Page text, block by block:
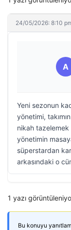
24/05/2026: 8:10
A
Yeni sezonun
yönetimi,
nikah tazelemek
yönetimin
süperstardan
arkasındaki o
1 yazı
Bu konuyu